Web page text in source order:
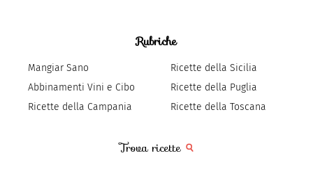
Rubriche
Mangiar Sano
Abbinamenti Vini e Cibo
Ricette della Campania
Ricette della Sicilia
Ricette della Puglia
Ricette della Toscana
Trova ricette